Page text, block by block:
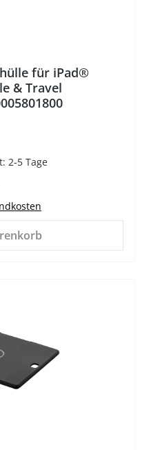
für iPad®
& Travel
2-5 Tage